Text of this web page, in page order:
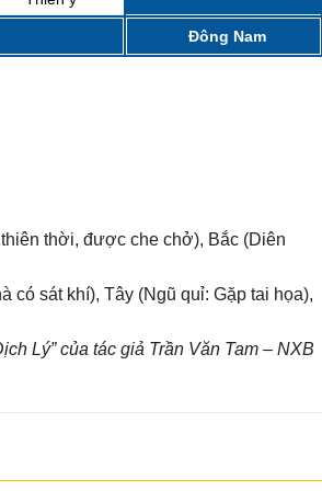
Đông Nam
thời, được che chở), Bắc (Diên
có sát khí), Tây (Ngũ quỉ: Gặp tai họa),
Lý” của tác giả Trần Văn Tam – NXB